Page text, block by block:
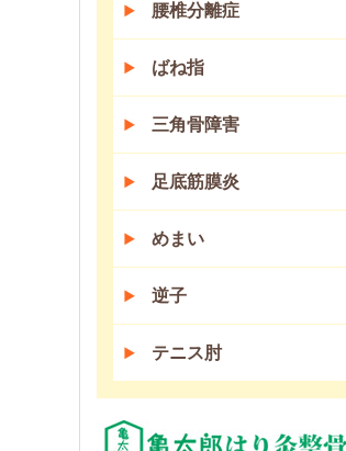
腰椎分離症
ばね指
三角骨障害
足底筋膜炎
めまい
逆子
テニス肘